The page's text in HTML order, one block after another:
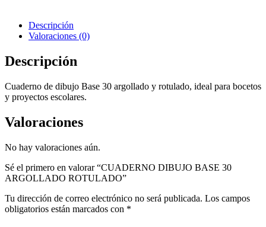
cantidadDescripción
Valoraciones (0)
Descripción
Cuaderno de dibujo Base 30 argollado y rotulado, ideal para bocetos
y proyectos escolares.
Valoraciones
No hay valoraciones aún.
Sé el primero en valorar “CUADERNO DIBUJO BASE 30
ARGOLLADO ROTULADO”
Tu dirección de correo electrónico no será publicada. Los campos
obligatorios están marcados con *